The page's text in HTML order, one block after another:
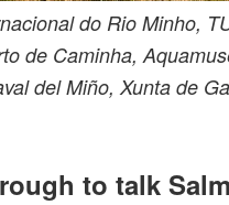
do Rio Minho,
de Caminha,
del Miño, Xunta de
to talk